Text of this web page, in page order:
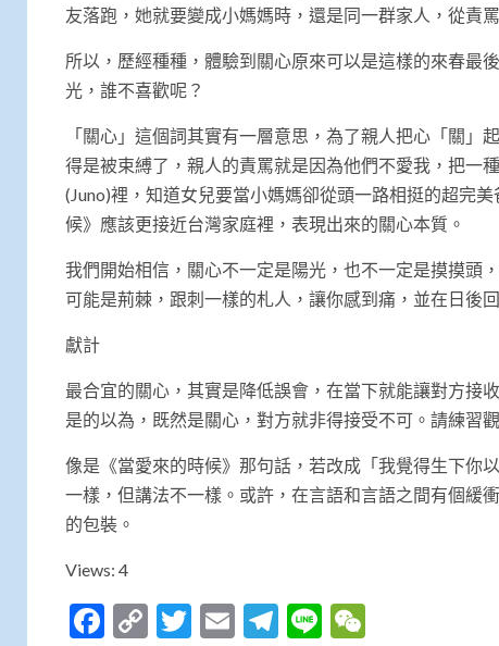
友落跑，她就要變成小媽媽時，還是同一群家人，從責
所以，歷經種種，體驗到關心原來可以是這樣的來春最
光，誰不喜歡呢？
「關心」這個詞其實有一層意思，為了親人把心「關
得是被束縛了，親人的責罵就是因為他們不愛我，把一
(Juno)裡，知道女兒要當小媽媽卻從頭一路相挺的超完
候》應該更接近台灣家庭裡，表現出來的關心本質。
我們開始相信，關心不一定是陽光，也不一定是摸摸頭
可能是荊棘，跟刺一樣的札人，讓你感到痛，並在日後
獻計
最合宜的關心，其實是降低誤會，在當下就能讓對方接
是的以為，既然是關心，對方就非得接受不可。請練習
像是《當愛來的時候》那句話，若改成「我覺得生下你
一樣，但講法不一樣。或許，在言語和言語之間有個緩
的包裝。
Views: 4
Facebook
CopyTwitter
EmailTelegram
Line